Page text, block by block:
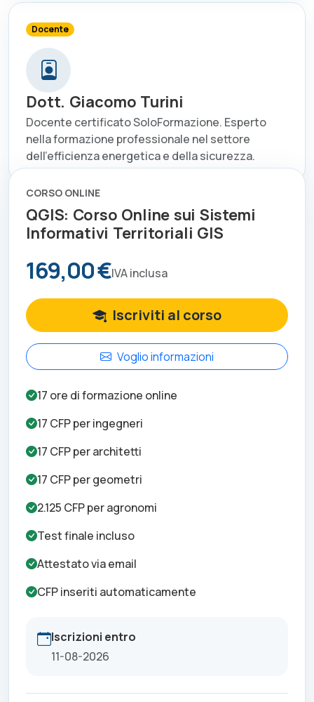
Docente
Dott. Giacomo Turini
Docente certificato SoloFormazione. Esperto
nella formazione professionale nel settore
dell'efficienza energetica e della sicurezza.
CORSO ONLINE
QGIS: Corso Online sui Sistemi
Informativi Territoriali GIS
169,00 €IVA inclusa
Iscriviti al corso
Voglio informazioni
17 ore di formazione online
17 CFP peringegneri
17 CFP perarchitetti
17 CFP pergeometri
2.125 CFP peragronomi
Test finale incluso
Attestato via email
CFP inseriti automaticamente
Iscrizioni entro
11-08-2026